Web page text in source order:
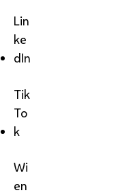
Lin
ke
dIn
Tik
To
k
Wi
en